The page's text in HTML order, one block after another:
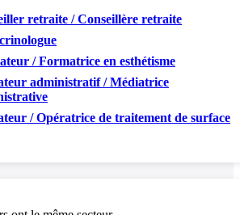
retraite / Conseillère retraite
/ Formatrice en esthétisme
administratif / Médiatrice
/ Opératrice de traitement de surface